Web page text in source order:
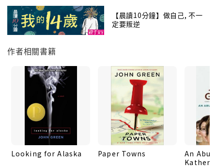
【晨讀10分鐘】做自己, 不一
定要叛逆
作者相關書籍
Looking for Alaska Paper Towns
An